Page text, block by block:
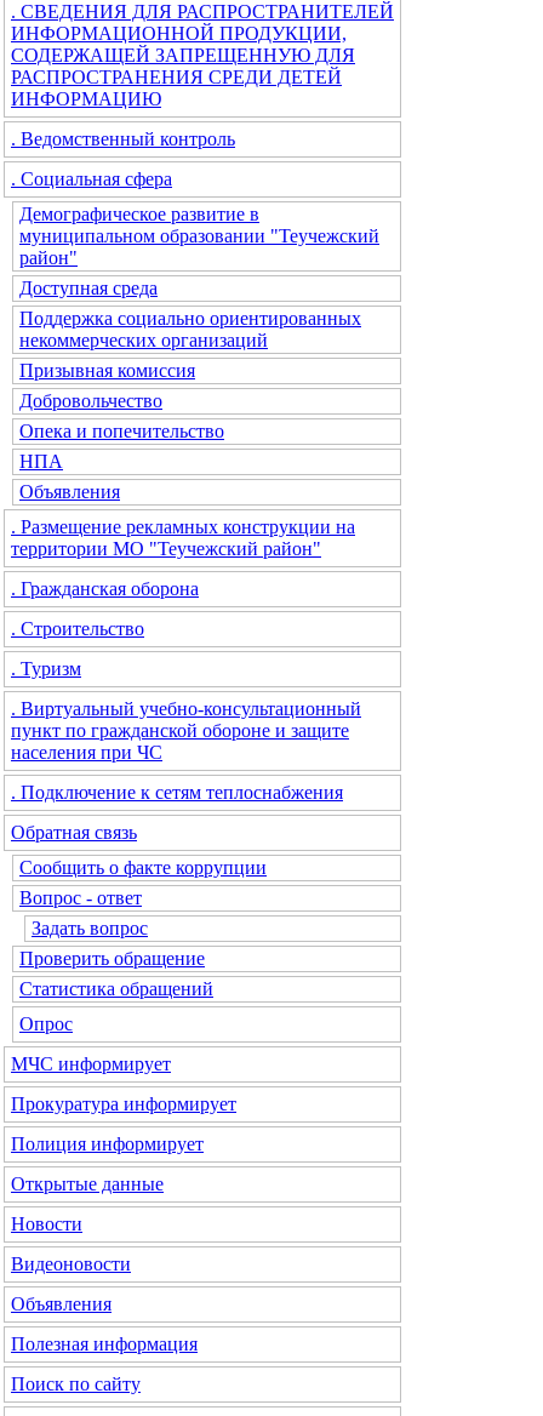
. СВЕДЕНИЯ ДЛЯ РАСПРОСТРАНИТЕЛЕЙ
ИНФОРМАЦИОННОЙ ПРОДУКЦИИ,
СОДЕРЖАЩЕЙ ЗАПРЕЩЕННУЮ ДЛЯ
РАСПРОСТРАНЕНИЯ СРЕДИ ДЕТЕЙ
ИНФОРМАЦИЮ
. Ведомственный контроль
. Социальная сфера
Демографическое развитие в
муниципальном образовании "Теучежский
район"
Доступная среда
Поддержка социально ориентированных
некоммерческих организаций
Призывная комиссия
Добровольчество
Опека и попечительство
НПА
Объявления
. Размещение рекламных конструкции на
территории МО "Теучежский район"
. Гражданская оборона
. Строительство
. Туризм
. Виртуальный учебно-консультационный
пункт по гражданской обороне и защите
населения при ЧС
. Подключение к сетям теплоснабжения
Обратная связь
Сообщить о факте коррупции
Вопрос - ответ
Задать вопрос
Проверить обращение
Статистика обращений
Опрос
МЧС информирует
Прокуратура информирует
Полиция информирует
Открытые данные
Новости
Видеоновости
Объявления
Полезная информация
Поиск по сайту